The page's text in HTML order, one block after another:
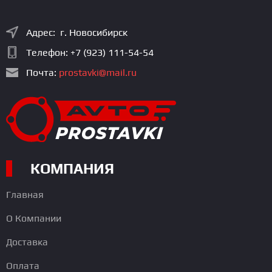
Адрес: г. Новосибирск
Телефон: +7 (923) 111-54-54
Почта: prostavki@mail.ru
КОМПАНИЯ
Главная
О Компании
Доставка
Оплата